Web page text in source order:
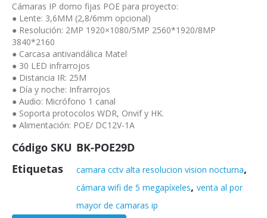
Cámaras IP domo fijas POE para proyecto:
● Lente: 3,6MM (2,8/6mm opcional)
● Resolución: 2MP 1920×1080/5MP 2560*1920/8MP
3840*2160
● Carcasa antivandálica Matel
● 30 LED infrarrojos
● Distancia IR: 25M
● Día y noche: Infrarrojos
● Audio: Micrófono 1 canal
● Soporta protocolos WDR, Onvif y HK.
● Alimentación: POE/ DC12V-1A
Código SKU BK-POE29D
Etiquetas
camara cctv alta resolucion vision nocturna,
cámara wifi de 5 megapíxeles, venta al por
mayor de camaras ip